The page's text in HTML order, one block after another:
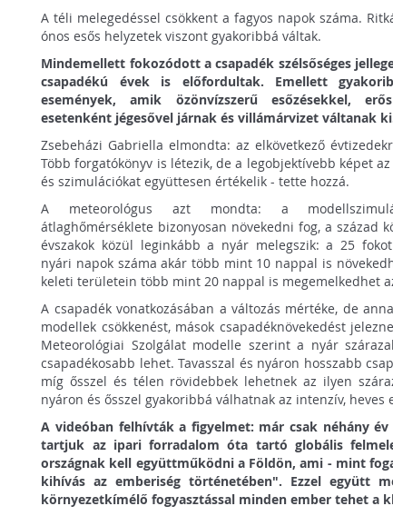
A téli melegedéssel csökkent a fagyos napok száma.
ónos esős helyzetek viszont gyakoribbá váltak.
Mindemellett fokozódott a csapadék szélsőséges
csapadékú évek is előfordultak. Emellett
események, amik özönvízszerű esőzésekkel,
esetenként jégesővel járnak és villámárvizet váltanak
Zsebeházi Gabriella elmondta: az elkövetkező
Több forgatókönyv is létezik, de a legobjektívebb képet
és szimulációkat együttesen értékelik - tette hozzá.
A meteorológus azt mondta: a
átlaghőmérséklete bizonyosan növekedni fog, a század
évszakok közül leginkább a nyár melegszik: a 25
nyári napok száma akár több mint 10 nappal is
keleti területein több mint 20 nappal is megemelkedhet
A csapadék vonatkozásában a változás mértéke, de
modellek csökkenést, mások csapadéknövekedést
Meteorológiai Szolgálat modelle szerint a nyár
csapadékosabb lehet. Tavasszal és nyáron hosszabb
míg ősszel és télen rövidebbek lehetnek az ilyen
nyáron és ősszel gyakoribbá válhatnak az intenzív, heves
A videóban felhívták a figyelmet: már csak néhány
tartjuk az ipari forradalom óta tartó globális
országnak kell együttműködni a Földön, ami - mint
kihívás az emberiség történetében". Ezzel együtt
környezetkímélő fogyasztással minden ember tehet a